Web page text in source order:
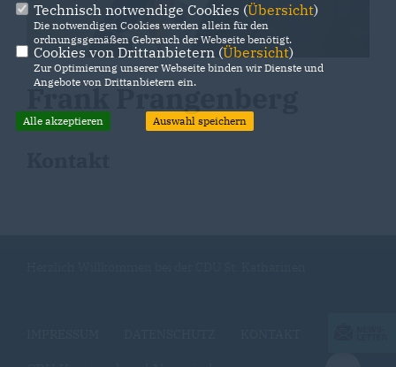
Frank Prangenberg
Technisch notwendige Cookies (Übersicht)
Die notwendigen Cookies werden allein für den
ordnungsgemäßen Gebrauch der Webseite benötigt.
Cookies von Drittanbietern (Übersicht)
Zur Optimierung unserer Webseite binden wir Dienste und
Angebote von Drittanbietern ein.
Alle akzeptieren Auswahl speichern